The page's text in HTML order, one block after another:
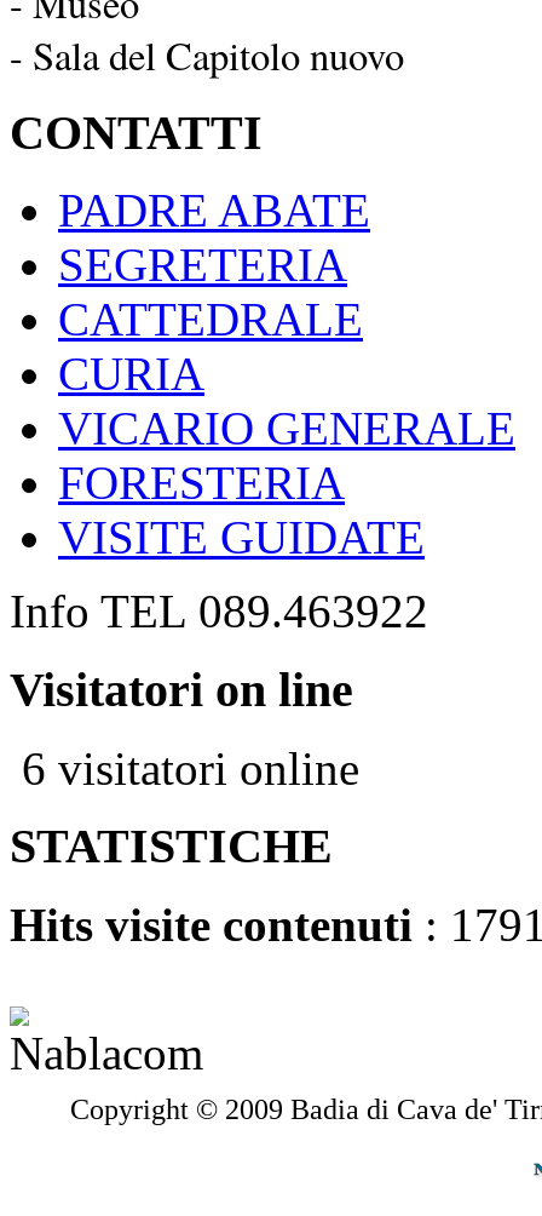
- Sala del Capitolo nuovo
CONTATTI
PADRE ABATE
SEGRETERIA
CATTEDRALE
CURIA
VICARIO GENERALE
FORESTERIA
VISITE GUIDATE
Info TEL 089.463922
Visitatori on line
6 visitatori online
STATISTICHE
Hits visite contenuti :
Copyright © 2009 Badia di Cava de'